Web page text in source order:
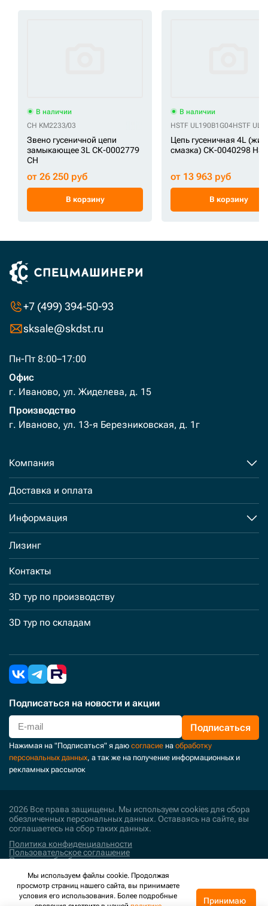
В наличии
CH KM2233/03
Звено гусеничной цепи
замыкающее 3L СК-0002779
CH
от 26 250 руб
В корзину
В наличии
HSTF UL190B1G04HSTF
Цепь гусеничная 4L
смазка) СК-0040298
от 13 963 руб
В корзину
+7 (499) 394-50-93
sksale@skdst.ru
Пн-Пт 8:00–17:00
Офис
г. Иваново, ул. Жиделева, д. 15
Производство
г. Иваново, ул. 13-я Березниковская, д. 1г
Компания
Доставка и оплата
Информация
Лизинг
Контакты
3D тур по производству
3D тур по складам
Подписаться на новости и акции
Подписаться
Нажимая на "Подписаться" я даю согласие на обработку
персональных данных, а так же на получение информационных и
рекламных рассылок
2026 Все права защищены. Мы используем cookies для сбора
обезличенных персональных данных. Оставаясь на сайте, вы
соглашаетесь на сбор таких данных.
Политика конфиденциальности
Пользовательское соглашение
Политика обработки персональных данных
Поддержка и развитие
Мы используем файлы cookie. Продолжая
просмотр страниц нашего сайта, вы принимаете
условия его использования. Более подробные
Принимаю